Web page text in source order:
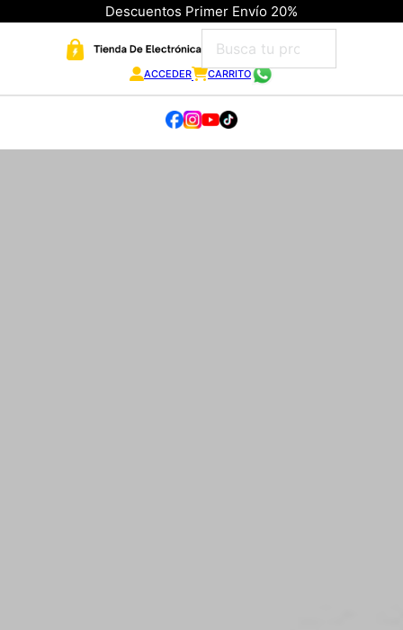
Descuentos Primer Envío 20%
ACCEDER CARRITO